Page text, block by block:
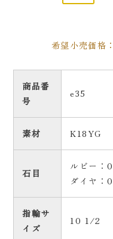
希望小売価格
商品番
号
e35
素材 K18YG
石目
ルビー：
ダイヤ：
指輪サ
イズ
10 1/2